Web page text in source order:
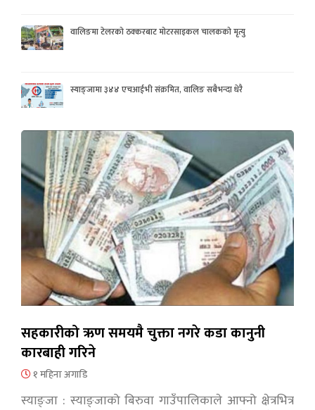
वालिङमा टेलरको ठक्करबाट मोटरसाइकल चालकको मृत्यु
स्याङ्जामा ३४४ एचआईभी संक्रमित, वालिङ सबैभन्दा धेरै
सहकारीको ऋण समयमै चुक्ता नगरे कडा कानुनी
कारबाही गरिने
१ महिना अगाडि
स्याङ्जा : स्याङ्जाको बिरुवा गाउँपालिकाले आफ्नो क्षेत्रभित्र